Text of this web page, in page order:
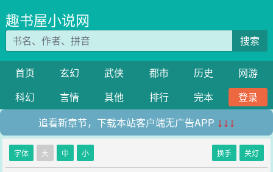
趣书屋小说网
搜索
首页 玄幻 武侠 都市 历史
网游
科幻
言情 其他 排行 完本
登录
追看新章节，下载本站客户端无广告APP ↓↓↓
字体 大 中 小 换手 关灯